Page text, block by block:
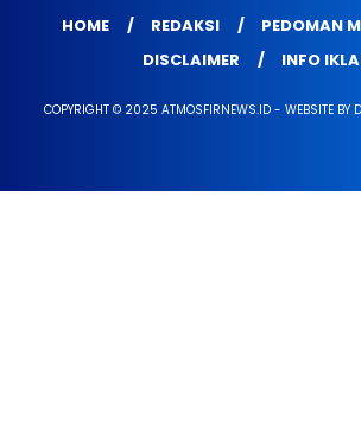
HOME REDAKSI
PEDOMAN
DISCLAIMER
INFO
COPYRIGHT © 2025 ATMOSFIRNEWS.ID - WEBSITE BY